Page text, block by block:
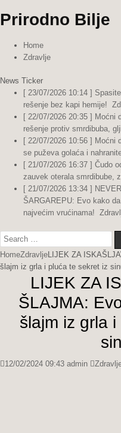
Prirodno Bilje
Home
Zdravlje
News Ticker
[ 23/07/2026 10:14 ]
rešenje bez kapi hemije!
[ 22/07/2026 20:35 ] Moćni
rešenje protiv smrdibuba,
[ 22/07/2026 10:56 ] Moćni
se puževa golaća i
[ 21/07/2026 16:37 ] Čudo
zauvek oterala smrdibube,
[ 21/07/2026 13:34 ]
ŠARGAREPU: Evo kako
najvećim vrućinama!
Search
for:
HomeZdravljeLIJEK ZA
šlajm iz grla i pluća te sekret iz
LIJEK ZA
ŠLAJMA:
šlajm iz grla
12/02/2024 09:43 admin